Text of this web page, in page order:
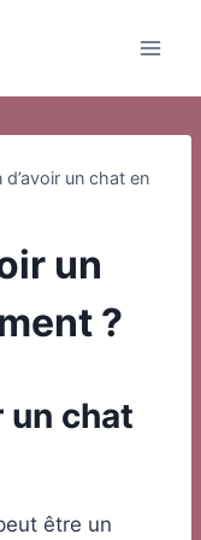
un chat en
un
?
un chat
être un